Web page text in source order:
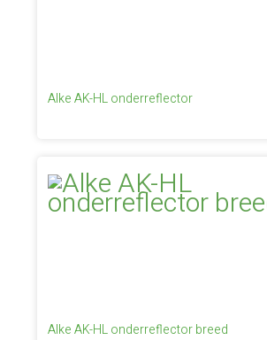
Alke AK-HL onderreflector
Alke AK-HL onderreflector breed